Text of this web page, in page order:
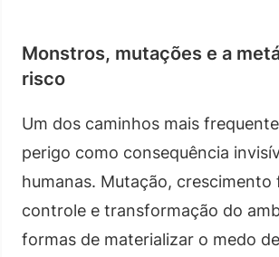
Monstros, mutações e a
risco
Um dos caminhos mais
perigo como consequência
humanas. Mutação, crescimento
controle e transformação do
formas de materializar o medo